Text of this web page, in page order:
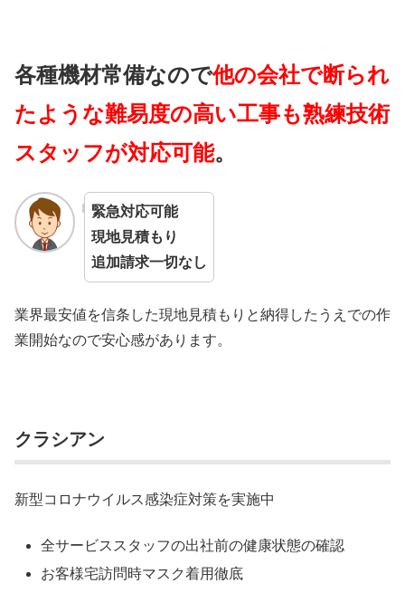
各種機材常備なので他の会社で断られ
たような難易度の高い工事も熟練技術
スタッフが対応可能。
緊急対応可能
現地見積もり
追加請求一切なし
業界最安値を信条した現地見積もりと納得したうえでの作
業開始なので安心感があります。
クラシアン
新型コロナウイルス感染症対策を実施中
全サービススタッフの出社前の健康状態の確認
お客様宅訪問時マスク着用徹底